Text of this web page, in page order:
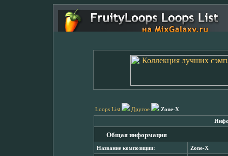
Loops List Другое Zone-X
Общая информация
Название композиции: Zone-X